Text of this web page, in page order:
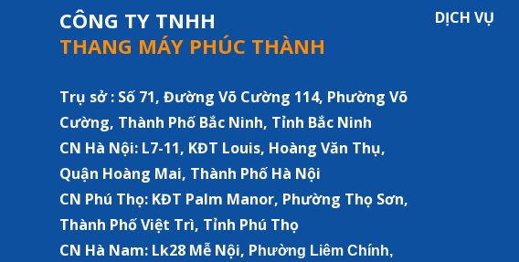
CÔNG TY TNHH
THANG MÁY PHÚC THÀNH
Trụ sở : Số 71, Đường Võ Cường 114, Phường Võ
Cường, Thành Phố Bắc Ninh, Tỉnh Bắc Ninh
CN Hà Nội: L7-11, KĐT Louis, Hoàng Văn Thụ,
Quận Hoàng Mai, Thành Phố Hà Nội
CN Phú Thọ: KĐT Palm Manor, Phường Thọ Sơn,
Thành Phố Việt Trì, Tỉnh Phú Thọ
CN Hà Nam: Lk28 Mễ Nội, P hường Liêm Chính,
DỊCH VỤ